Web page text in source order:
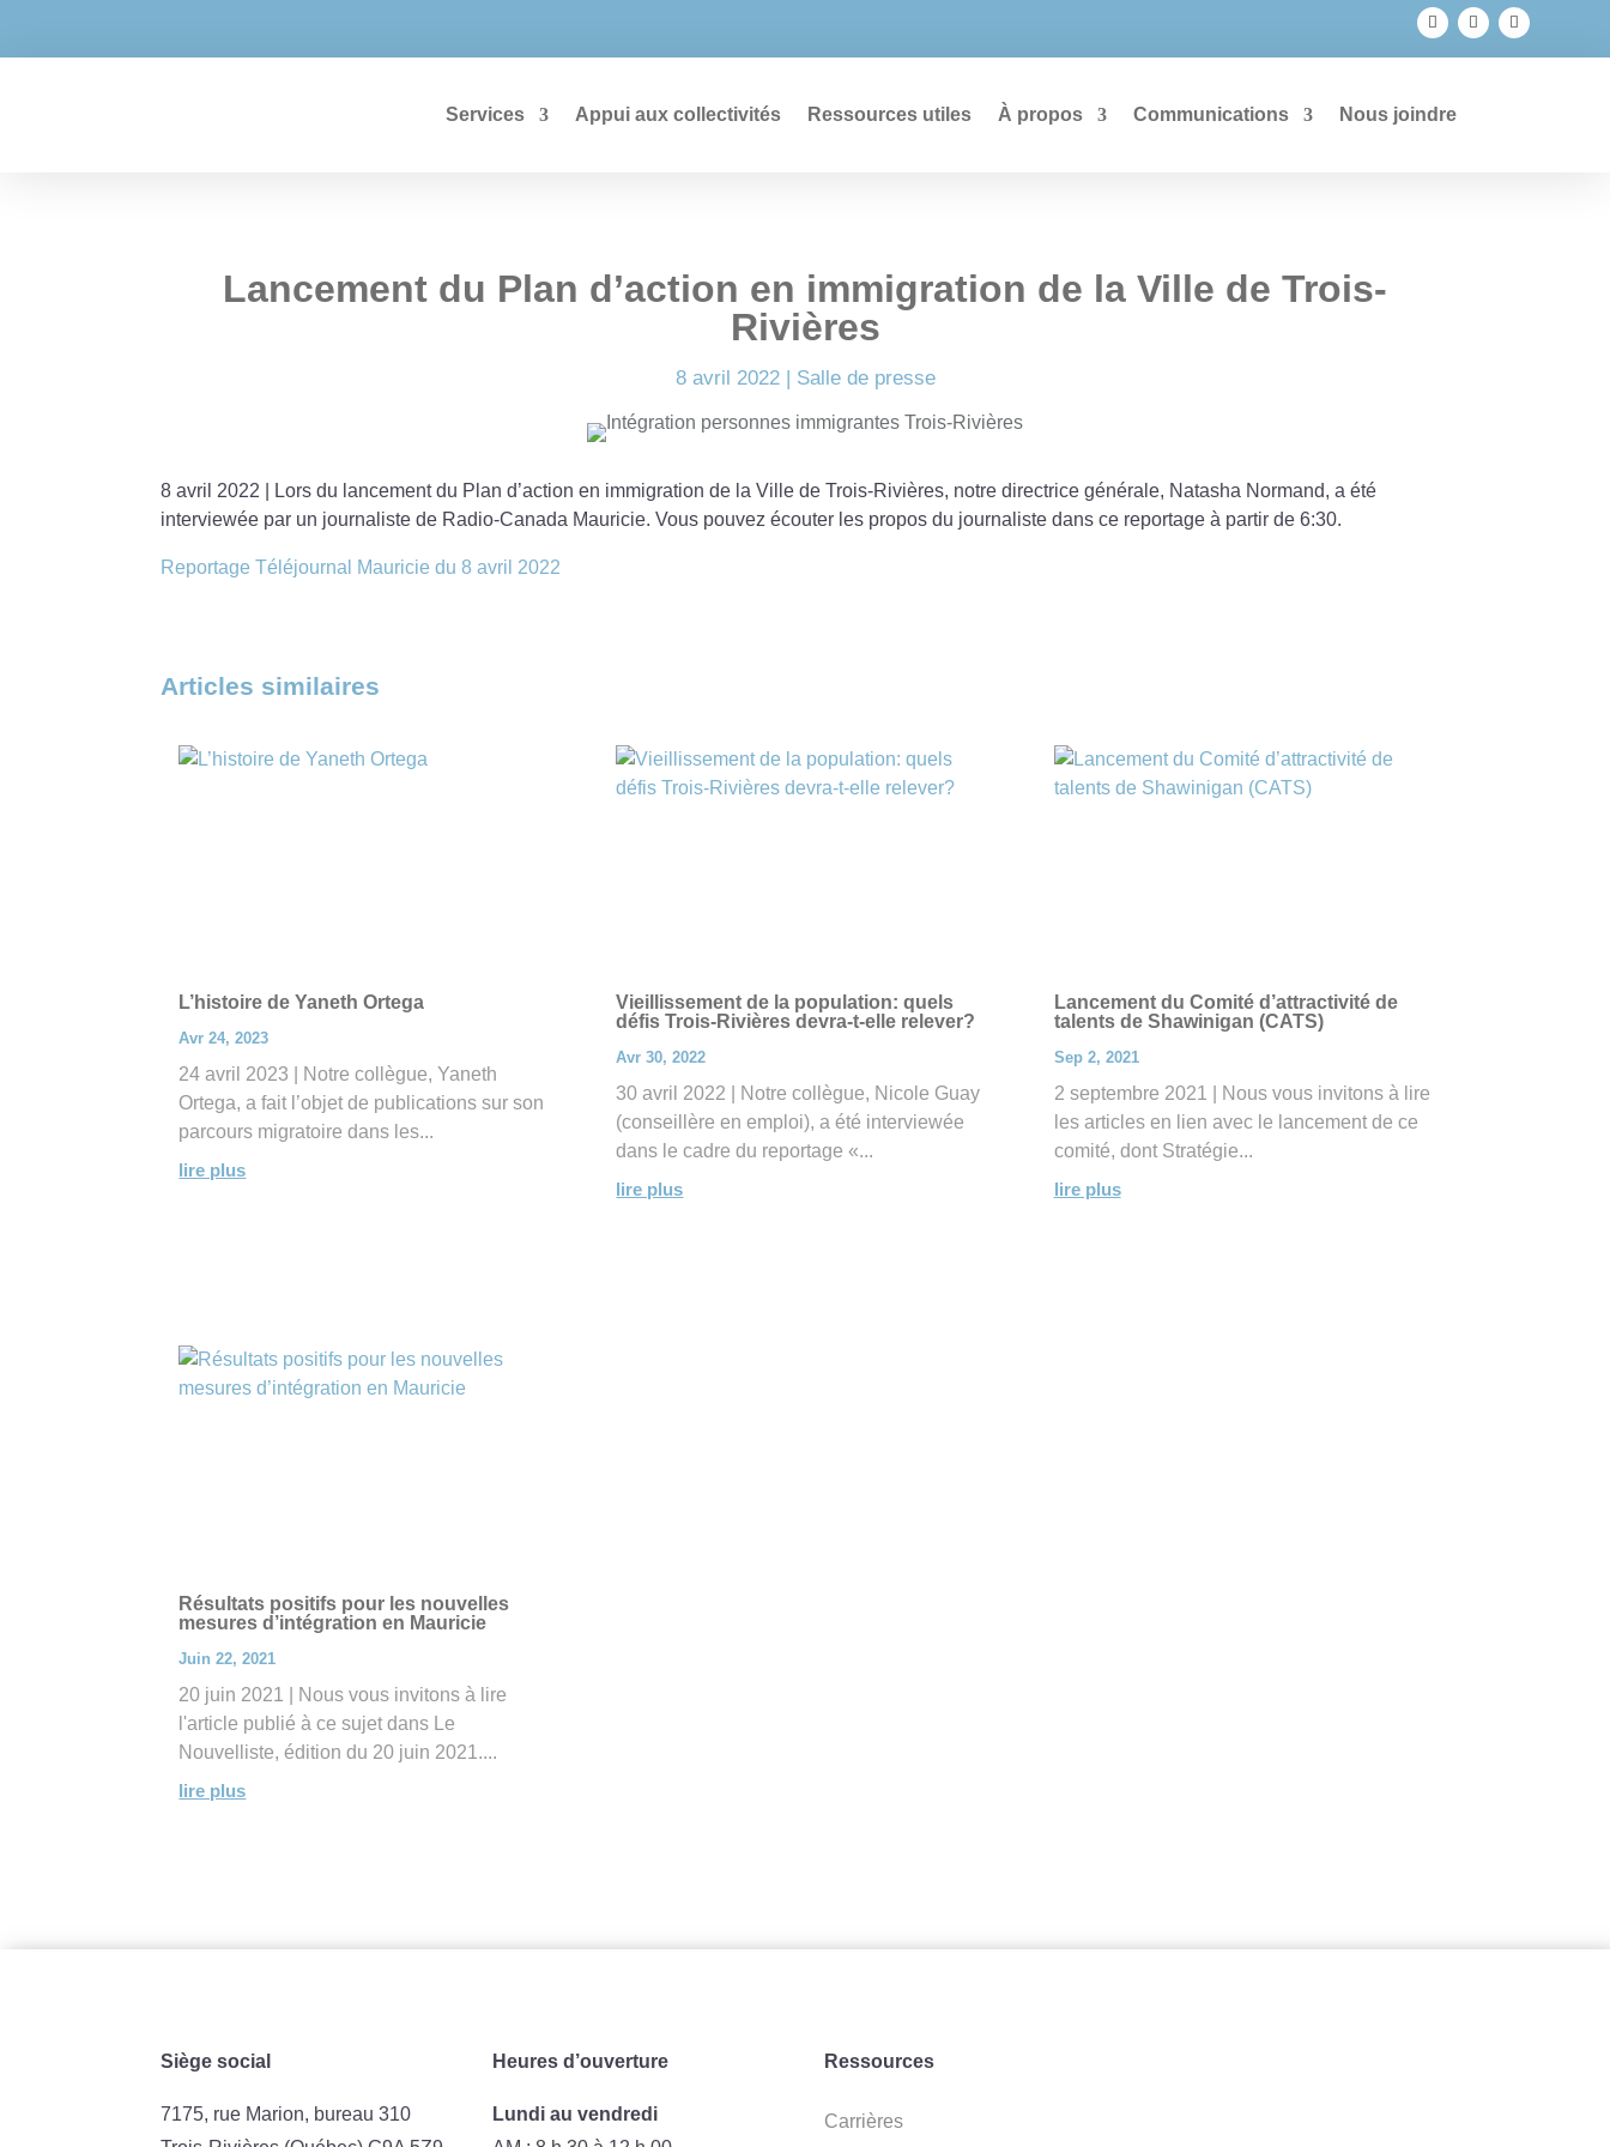
Services Appui aux collectivités Ressources utiles À propos Communications Nous joindre
Lancement du Plan d’action en immigration de la Ville de Trois-
Rivières
8 avril 2022| Salle de presse
8 avril 2022 | Lors du lancement du Plan d’action en immigration de la Ville de Trois-Rivières, notre directrice générale, Natasha Normand, a été
interviewée par un journaliste de Radio-Canada Mauricie. Vous pouvez écouter les propos du journaliste dans ce reportage à partir de 6:30.
Reportage Téléjournal Mauricie du 8 avril 2022
Articles similaires
L’histoire de Yaneth Ortega
Avr 24, 2023
24 avril 2023 | Notre collègue, Yaneth
Ortega, a fait l’objet de publications sur son
parcours migratoire dans les...
lire plus
Vieillissement de la population: quels
défis Trois-Rivières devra-t-elle relever?
Avr 30, 2022
30 avril 2022 | Notre collègue, Nicole Guay
(conseillère en emploi), a été interviewée
dans le cadre du reportage «...
lire plus
Lancement du Comité d’attractivité de
talents de Shawinigan (CATS)
Sep 2, 2021
2 septembre 2021 | Nous vous invitons à lire
les articles en lien avec le lancement de ce
comité, dont Stratégie...
lire plus
Résultats positifs pour les nouvelles
mesures d’intégration en Mauricie
Juin 22, 2021
20 juin 2021 | Nous vous invitons à lire
l'article publié à ce sujet dans Le
Nouvelliste, édition du 20 juin 2021....
lire plus
Siège social
7175, rue Marion, bureau 310
Heures d’ouverture
Lundi au vendredi
Ressources
Carrières